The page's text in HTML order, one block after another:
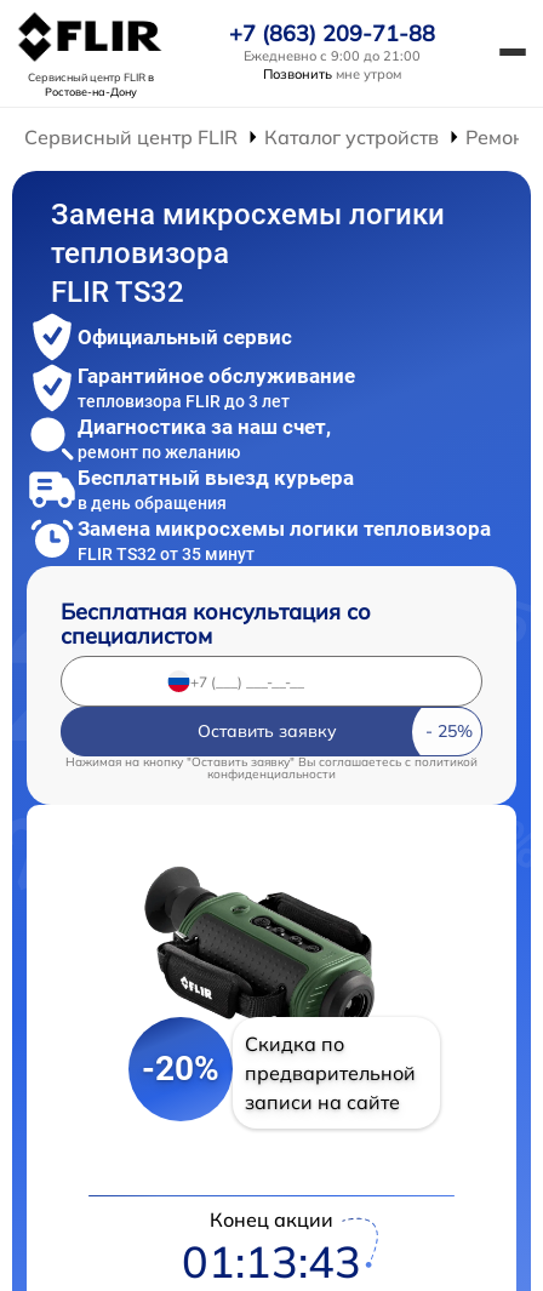
Сервисный центр FLIRв
Ростове-на-Дону
+7 (863) 209-71-88
Ежедневно с 9:00 до 21:00
Позвонить мне утром
Сервисный центр FLIR Каталог устройств Ремонт
Замена микросхемы логики
тепловизора
FLIR TS32
Официальный сервис
Гарантийное обслуживание
тепловизора FLIR до 3 лет
Диагностика за наш счет,
ремонт по желанию
Бесплатный выезд курьера
в день обращения
Замена микросхемы логики тепловизора
FLIR TS32 от 35 минут
Бесплатная консультация со
специалистом
Оставить заявку
Нажимая на кнопку "Оставить заявку" Вы соглашаетесь c политикой
конфиденциальности
-20%
Скидка по
предварительной
записи на сайте
Конец акции
01:13:42